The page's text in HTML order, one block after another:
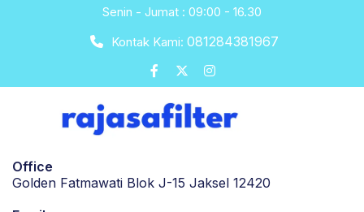
Senin - Jumat : 09:00 - 16.30
Kontak Kami: 081284381967
Office
Golden Fatmawati Blok J-15 Jaksel 12420